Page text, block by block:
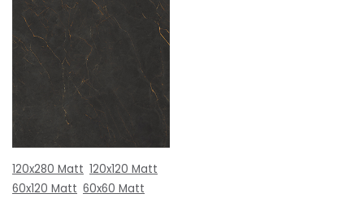
120x280 Matt 120x120 Matt
60x120 Matt 60x60 Matt